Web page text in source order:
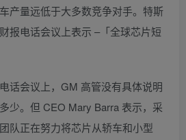
产量远低于大多数竞争对手。特斯
报电话会议上表示 –「全球芯片短
会议上，GM 高管没有具体说明
少。但 CEO Mary Barra 表示，采
队正在努力将芯片从轿车和小型